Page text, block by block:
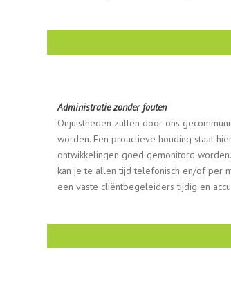
Administratie zonder fouten
Onjuistheden zullen door ons
worden. Een proactieve houding staat
ontwikkelingen goed gemonitord
kan je te allen tijd telefonisch en/of per
een vaste cliëntbegeleiders tijdig en